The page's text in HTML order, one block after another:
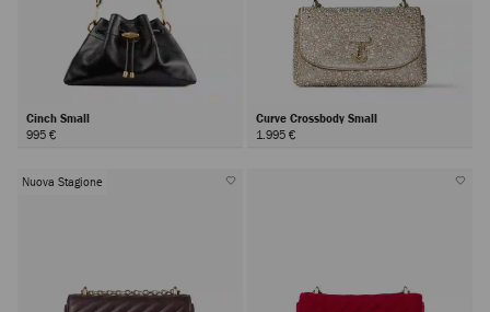
Cinch Small
995 €
Curve Crossbody Small
1.995 €
Nuova Stagione